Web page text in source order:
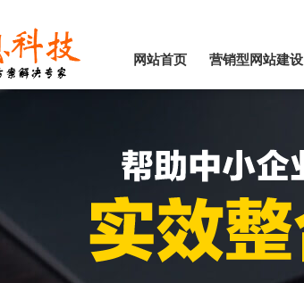
网站首页 营销型网站建设